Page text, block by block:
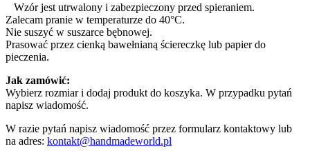
Wzór jest utrwalony i zabezpieczony przed spieraniem.
Zalecam pranie w temperaturze do 40°C.
Nie suszyć w suszarce bębnowej.
Prasować przez cienką bawełnianą ściereczkę lub papier do
pieczenia.
Jak zamówić:
Wybierz rozmiar i dodaj produkt do koszyka. W przypadku pytań
napisz wiadomość.
W razie pytań napisz wiadomość przez formularz kontaktowy lub
na adres: kontakt@handmadeworld.pl